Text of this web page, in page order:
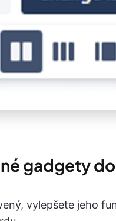
gadgety
vylepšete jeho